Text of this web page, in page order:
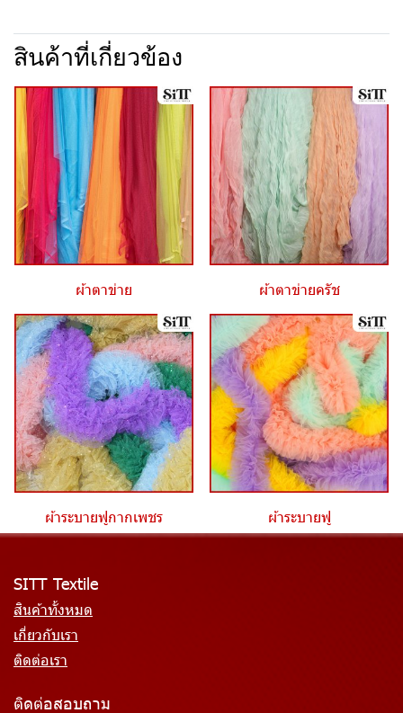
สินค้าที่เกี่ยวข้อง
ผ้าตาข่าย ผ้าตาข่ายครัช
ผ้าระบายฟูกากเพชร ผ้าระบายฟู
SITT Textile
สินค้าทั้งหมด
เกี่ยวกับเรา
ติดต่อเรา
ติดต่อสอบถาม